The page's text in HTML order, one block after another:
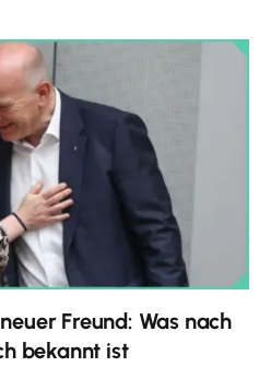
Freund: Was nach
bekannt ist